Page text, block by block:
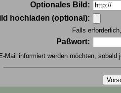
Optionales Bild:
hochladen (optional):
Falls
Paßwort:
Mail informiert werden möchten,